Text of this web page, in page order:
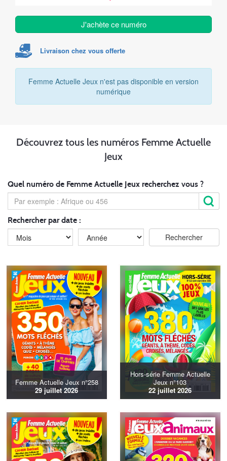
J'achète ce numéro
Livraison chez vous offerte
Femme Actuelle Jeux n'est pas disponible en version
numérique
Découvrez tous les numéros Femme Actuelle
Jeux
Quel numéro de Femme Actuelle Jeux recherchez vous ?
Rechercher par date :
Femme Actuelle Jeux n°258
29 juillet 2026
Hors-série Femme Actuelle
Jeux n°103
22 juillet 2026